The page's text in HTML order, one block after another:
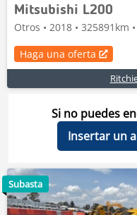
Mitsubishi L200
Otros • 2018 • 325891km
Haga una oferta
Si no puedes
Insertar un
Subasta